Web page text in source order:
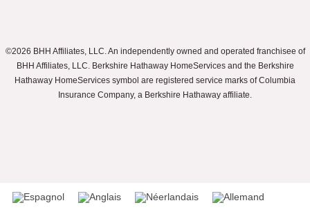
©2026 BHH Affiliates, LLC. An independently owned and operated franchisee of
BHH Affiliates, LLC. Berkshire Hathaway HomeServices and the Berkshire
Hathaway HomeServices symbol are registered service marks of Columbia
Insurance Company, a Berkshire Hathaway affiliate.